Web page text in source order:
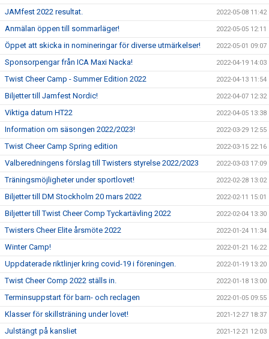
JAMfest 2022 resultat. 2022-05-08 11:42
Anmälan öppen till sommarläger! 2022-05-05 12:11
Öppet att skicka in nomineringar för diverse utmärkelser! 2022-05-01 09:07
Sponsorpengar från ICA Maxi Nacka! 2022-04-19 14:03
Twist Cheer Camp - Summer Edition 2022 2022-04-13 11:54
Biljetter till Jamfest Nordic! 2022-04-07 12:32
Viktiga datum HT22 2022-04-05 13:38
Information om säsongen 2022/2023! 2022-03-29 12:55
Twist Cheer Camp Spring edition 2022-03-15 22:16
Valberedningens förslag till Twisters styrelse 2022/2023 2022-03-03 17:09
Träningsmöjligheter under sportlovet! 2022-02-28 13:02
Biljetter till DM Stockholm 20 mars 2022 2022-02-11 15:01
Biljetter till Twist Cheer Comp Tyckartävling 2022 2022-02-04 13:30
Twisters Cheer Elite årsmöte 2022 2022-01-24 11:34
Winter Camp! 2022-01-21 16:22
Uppdaterade riktlinjer kring covid-19 i föreningen. 2022-01-19 13:20
Twist Cheer Comp 2022 ställs in. 2022-01-18 13:00
Terminsuppstart för barn- och reclagen 2022-01-05 09:55
Klasser för skillsträning under lovet! 2021-12-27 18:37
Julstängt på kansliet 2021-12-21 12:03